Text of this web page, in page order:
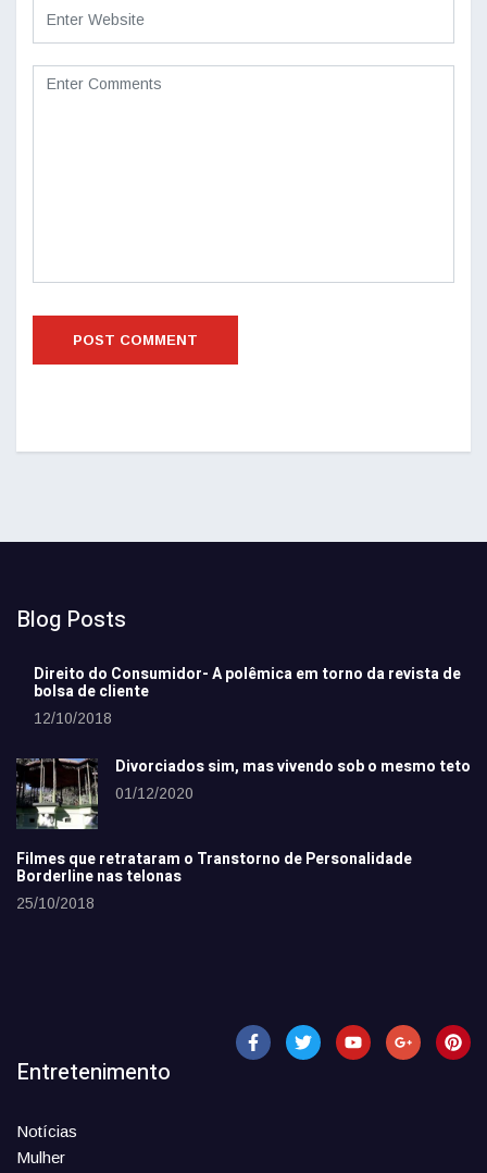
Blog Posts
Direito do Consumidor- A polêmica em torno da revista de
bolsa de cliente
12/10/2018
Divorciados sim, mas vivendo sob o mesmo teto
01/12/2020
Filmes que retrataram o Transtorno de Personalidade
Borderline nas telonas
25/10/2018
Entretenimento
Notícias
Mulher